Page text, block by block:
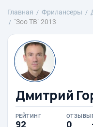
Главная Фрилансеры
"Зоо ТВ" 2013
Дмитрий
РЕЙТИНГ
92
ОТЗЫВЫ
0